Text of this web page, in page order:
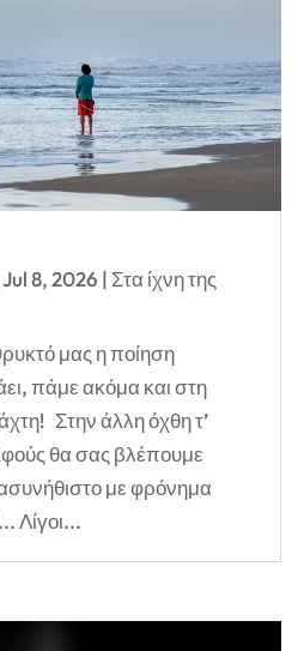
Jul 8, 2026 | Στα ίχνη της
μας η ποίηση
πάμε ακόμα και στη
Στην άλλη όχθη τ’
θα σας βλέπουμε
με φρόνημα
Λίγοι...